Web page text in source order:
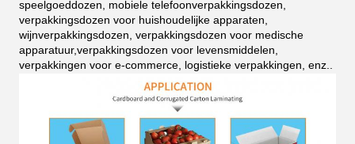
speelgoeddozen, mobiele telefoonverpakkingsdozen,
verpakkingsdozen voor huishoudelijke apparaten,
wijnverpakkingsdozen, verpakkingsdozen voor medische
apparatuur,verpakkingsdozen voor levensmiddelen,
verpakkingen voor e-commerce, logistieke verpakkingen, enz.